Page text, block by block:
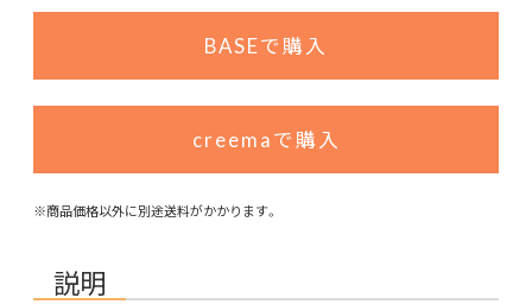
BASEで購入
creemaで購入
※商品価格以外に別途送料がかかります。
説明